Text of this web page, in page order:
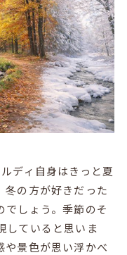
ディ自身はきっと夏
冬の方が好きだった
でしょう。季節のそ
していると思いま
や景色が思い浮かべ